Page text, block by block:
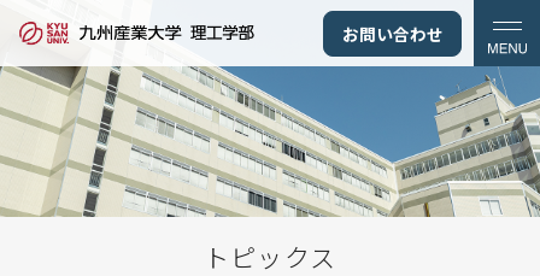
お問い合わせ
トピックス